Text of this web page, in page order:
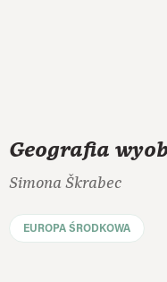
Geografia
Simona Škrabec
EUROPA ŚRODKOWA